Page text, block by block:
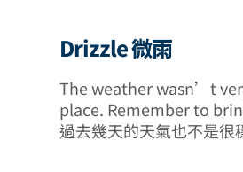
Drizzle 微雨
The weather wasn’t
place. Remember to
過去幾天的天氣也不是很